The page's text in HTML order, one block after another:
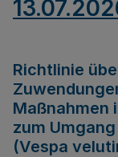
Richtlinie
Maßnahmen
zum
(Vespa